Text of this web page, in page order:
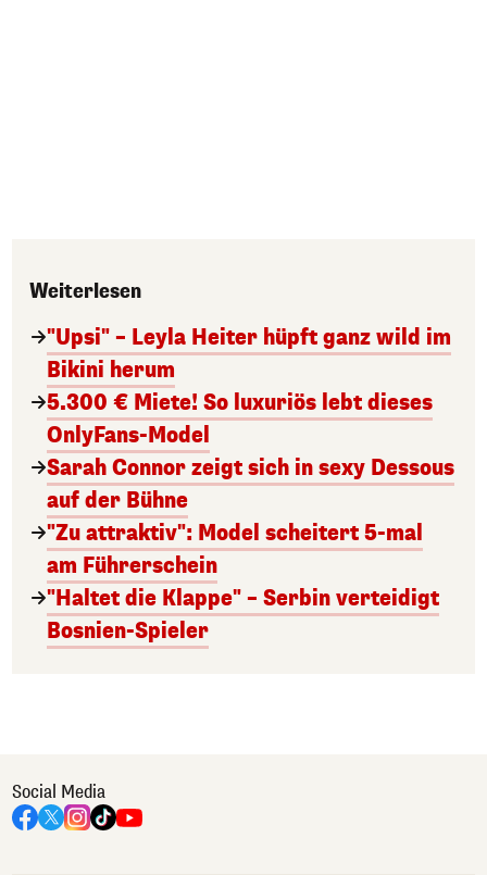
Weiterlesen
"Upsi" – Leyla Heiter hüpft ganz wild im
Bikini herum
5.300 € Miete! So luxuriös lebt dieses
OnlyFans-Model
Sarah Connor zeigt sich in sexy Dessous
auf der Bühne
"Zu attraktiv": Model scheitert 5-mal
am Führerschein
"Haltet die Klappe" – Serbin verteidigt
Bosnien-Spieler
Social Media